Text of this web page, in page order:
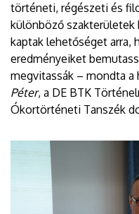
történeti, régészeti és
különböző szakterületek
kaptak lehetőséget arra,
eredményeiket
megvitassák – mondta a
Péter, a DE BTK
Ókortörténeti Tanszék